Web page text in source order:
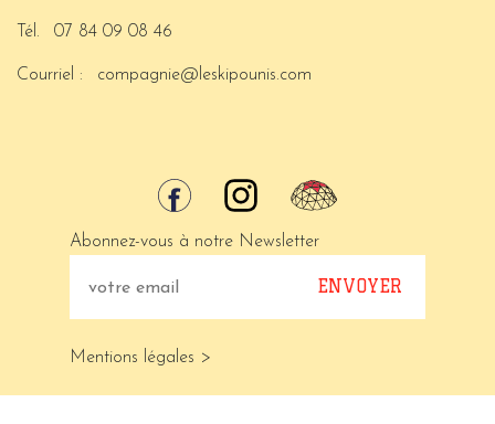
Tél. 07 84 09 08 46
Courriel : compagnie@leskipounis.com
Abonnez-vous à notre Newsletter
Mentions légales >